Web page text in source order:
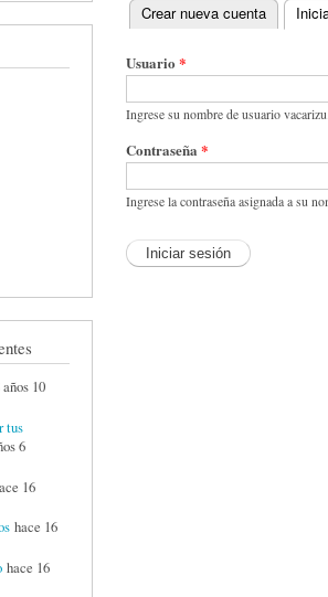
10
tus
6
16
hace 16
hace 16
Primary tabs
Crear nueva cuenta
Usuario *
Ingrese su nombre de usuario
Contraseña *
Ingrese la contraseña asignada a su